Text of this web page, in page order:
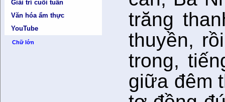
Giải trí cuối tuần
Văn hóa ẩm thực
YouTube
Chữ lớn
trăng
thuyền,
trong,
giữa đêm